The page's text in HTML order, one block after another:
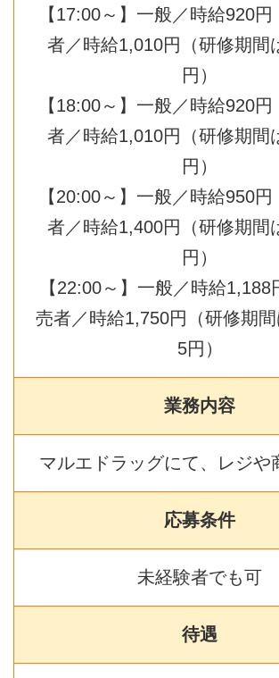
【17:00～】一般／時給920
者／時給1,010円（研修期間
円）
【18:00～】一般／時給920
者／時給1,010円（研修期間
円）
【20:00～】一般／時給950
者／時給1,400円（研修期間
円）
【22:00～】一般／時給
売者／時給1,750円（研修期
5円）
業務内容
マルエドラッグにて、レジや
応募条件
未経験者でも可
待遇